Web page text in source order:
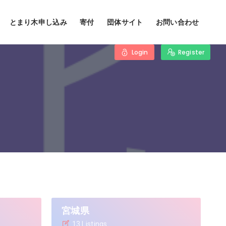
とまり木申し込み 寄付 団体サイト お問い合わせ
Login Register
宮城県
13 Listings